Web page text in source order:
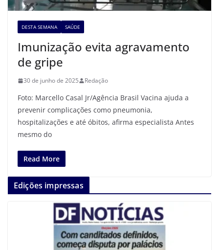
DESTA SEMANA SAÚDE
Imunização evita agravamento
de gripe
30 de junho de 2025 Redação
Foto: Marcello Casal Jr/Agência Brasil Vacina ajuda a
prevenir complicações como pneumonia,
hospitalizações e até óbitos, afirma especialista Antes
mesmo do
Read More
Edições impressas